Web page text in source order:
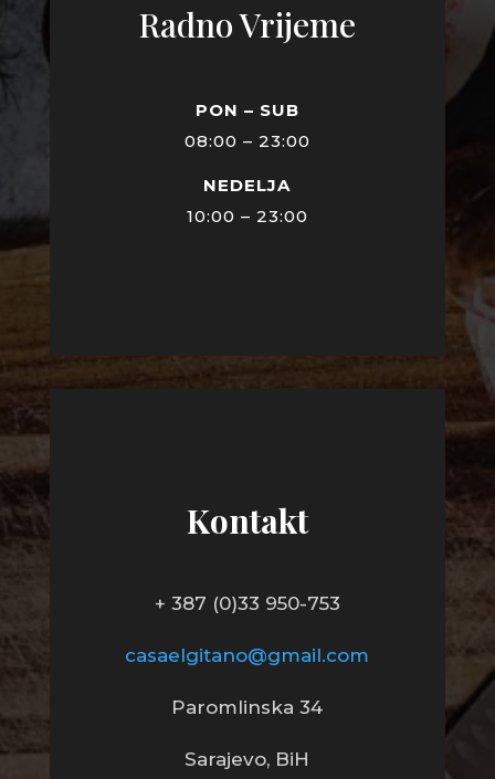
Radno Vrijeme
PON – SUB
08:00 – 23:00
NEDELJA
10:00 – 23:00
Kontakt
+ 387 (0)33 950-753
casaelgitano@gmail.com
Paromlinska 34
Sarajevo, BiH